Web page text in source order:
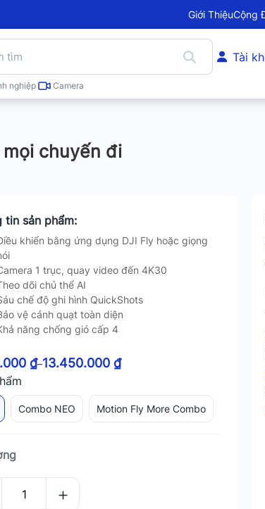
Giới ThiệuCộng
nghiệp Camera
Tài
mọi chuyến đi
tin sản phẩm:
khiển bằng ứng dụng DJI Fly hoặc giọng
1 trục, quay video đến 4K30
dõi chủ thể AI
chế độ ghi hình QuickShots
vệ cánh quạt toàn diện
năng chống gió cấp 4
₫–13.450.000 ₫
Combo NEO Motion Fly More Combo